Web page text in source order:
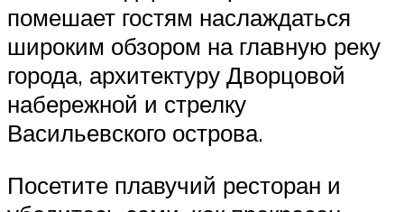
помешает гостям наслаждаться
широким обзором на главную реку
города, архитектуру Дворцовой
набережной и стрелку
Васильевского острова.
Посетите плавучий ресторан и